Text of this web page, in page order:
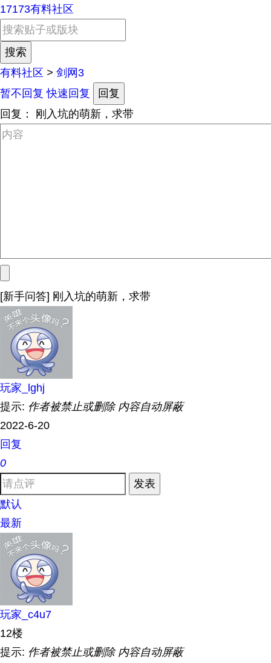
17173有料社区
有料社区 > 剑网3
暂不回复 快速回复
回复
回复：
刚入坑的萌新，求带
[新手问答] 刚入坑的萌新，求带
玩家_lghj
提示: 作者被禁止或删除 内容自动屏蔽
2022-6-20
回复
0
发表
默认
最新
玩家_c4u7
12楼
提示: 作者被禁止或删除 内容自动屏蔽